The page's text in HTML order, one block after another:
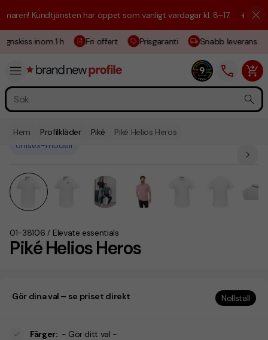
Kundtjänsten har öppet som vanligt vardagar kl. 8–17. ☀️ Vi är här
inom 1 h Fri offert Prisgaranti Snabb leverans
Hem Profilkläder Piké Piké Helios Heros
Piké Helios Heros
01-38106 / Elevate essentials
Unisex-modell
Gör dina val – se priset direkt Nollställ
Färger: - Gör ditt val -